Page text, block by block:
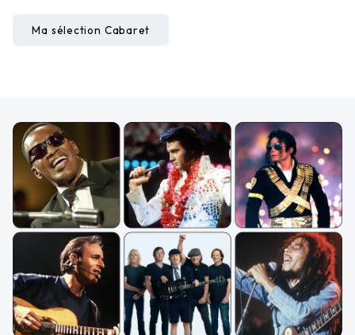
Ma sélection Cabaret